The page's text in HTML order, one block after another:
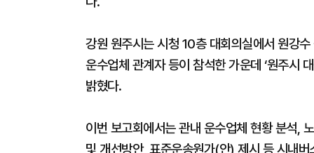
강원 원주시는 시청 10층 대회의실에서 원강
운수업체 관계자 등이 참석한 가운데 ‘원주시
밝혔다.
이번 보고회에서는 관내 운수업체 현황 분석,
및 개선방안, 표준운송원가(안) 제시 등 시내